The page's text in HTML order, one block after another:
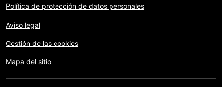
Política de protección de datos personales
Aviso legal
Gestión de las cookies
Mapa del sitio